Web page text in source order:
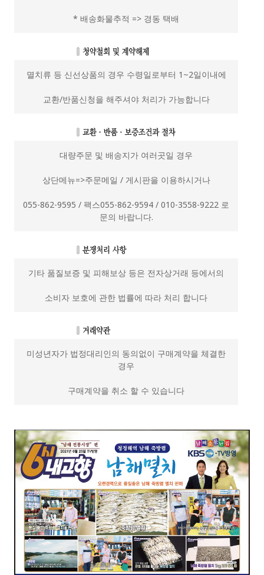
* 배송화물추적 => 경동 택배
멸치류 등 신선상품의 경우 수령일로부터 1~2일이내에
교환/반품신청을 해주셔야 처리가 가능합니다
대량주문 및 배송지가 여러곳일 경우
상단메뉴=>주문메일 / 게시판을 이용하시거나
055-862-9595 / 팩스055-862-9594 / 010-3558-9222 로
문의 바랍니다.
기타 품질보증 및 피해보상 등은 전자상거래 등에서의
소비자 보호에 관한 법률에 따라 처리 합니다
미성년자가 법정대리인의 동의없이 구매계약을 체결한
경우
구매계약을 취소 할 수 있습니다